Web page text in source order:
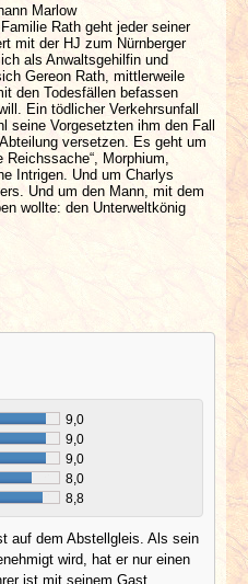
Marlow
Rath geht jeder seiner
mit der HJ zum Nürnberger
als Anwaltsgehilfin und
Gereon Rath, mittlerweile
den Todesfällen befassen
Ein tödlicher Verkehrsunfall
seine Vorgesetzten ihm den Fall
versetzen. Es geht um
Morphium,
Intrigen. Und um Charlys
Und um den Mann, mit dem
wollte: den Unterweltkönig
9,0
9,0
9,0
8,0
8,8
auf dem Abstellgleis. Als sein
wird, hat er nur einen
ist mit seinem Gast